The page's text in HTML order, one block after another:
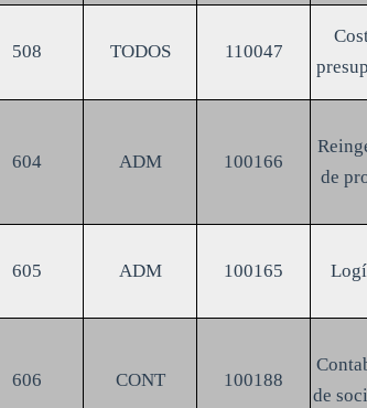
508 TODOS 110047
604 ADM 100166
de
605 ADM 100165
606 CONT 100188
de